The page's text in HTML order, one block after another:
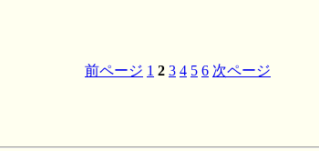
前ページ 1 2 3 4 5 6 次ページ